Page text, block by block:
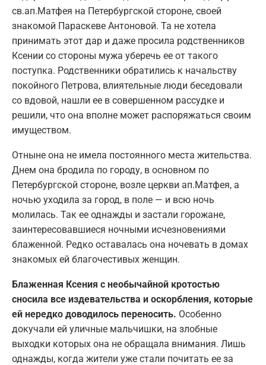
св.ап.Матфея на Петербургской стороне, своей
знакомой Параскеве Антоновой. Та не хотела
принимать этот дар и даже просила родственников
Ксении со стороны мужа уберечь ее от такого
поступка. Родственники обратились к начальству
покойного Петрова, влиятельные люди беседовали
со вдовой, нашли ее в совершенном рассудке и
решили, что она вполне может распоряжаться своим
имуществом.
Отныне она не имела постоянного места жительства.
Днем она бродила по городу, в основном по
Петербургской стороне, возле церкви ап.Матфея, а
ночью уходила за город, в поле — и всю ночь
молилась. Так ее однажды и застали горожане,
заинтересовавшиеся ночными исчезновениями
блаженной. Редко оставалась она ночевать в домах
знакомых ей благочестивых женщин.
Блаженная Ксения с необычайной кротостью
сносила все издевательства и оскорбления, которые
ей нередко доводилось переносить. Особенно
докучали ей уличные мальчишки, на злобные
выходки которых она не обращала внимания. Лишь
однажды, когда жители уже стали почитать ее за